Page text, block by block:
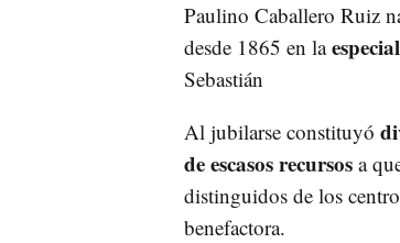
Paulino Caballero Ruiz
desde 1865 en la
Sebastián
Al jubilarse constituyó
de escasos recursosa
distinguidos de los
benefactora.